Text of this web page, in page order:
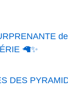
🦙✨
DES